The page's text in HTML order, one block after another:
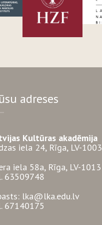
adreses
Kultūras akadēmija
iela 24, Rīga, LV-1003
iela 58a, Rīga, LV-1013
63509748
lka@lka.edu.lv
67140175